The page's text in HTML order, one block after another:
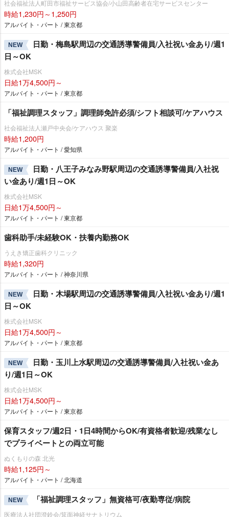
社会福祉法人町田市福祉サービス協会/小山田高齢者在宅サービスセンター
時給1,230円～1,250円
アルバイト・パート / 東京都
NEW
日勤・梅島駅周辺の交通誘導警備員/入社祝い金あり/週1
日～OK
株式会社MSK
日給1万4,500円～
アルバイト・パート / 東京都
「福祉調理スタッフ」調理師免許必須/シフト相談可/ケアハウス
社会福祉法人瀬戸中央会/ケアハウス 聚楽
時給1,200円
アルバイト・パート / 愛知県
NEW
日勤・八王子みなみ野駅周辺の交通誘導警備員/入社祝
い金あり/週1日～OK
株式会社MSK
日給1万4,500円～
アルバイト・パート / 東京都
歯科助手/未経験OK・扶養内勤務OK
うえき矯正歯科クリニック
時給1,320円
アルバイト・パート / 神奈川県
NEW
日勤・木場駅周辺の交通誘導警備員/入社祝い金あり/週1
日～OK
株式会社MSK
日給1万4,500円～
アルバイト・パート / 東京都
NEW
日勤・玉川上水駅周辺の交通誘導警備員/入社祝い金あ
り/週1日～OK
株式会社MSK
日給1万4,500円～
アルバイト・パート / 東京都
保育スタッフ/週2日・1日4時間からOK/有資格者歓迎/残業なし
でプライベートとの両立可能
ぬくもりの森 北光
時給1,125円～
アルバイト・パート / 北海道
NEW 「福祉調理スタッフ」無資格可/夜勤専従/病院
医療法人社団澄鈴会/箕面神経サナトリウム